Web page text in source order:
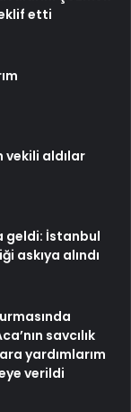
etti
vekili aldılar
geldi: İstanbul
askıya alındı
savcılık
yardımlarım
verildi